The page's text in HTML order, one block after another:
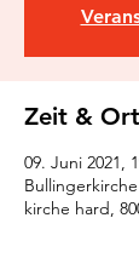
Zeit & Ort
09. Juni 2021,
kirche hard,